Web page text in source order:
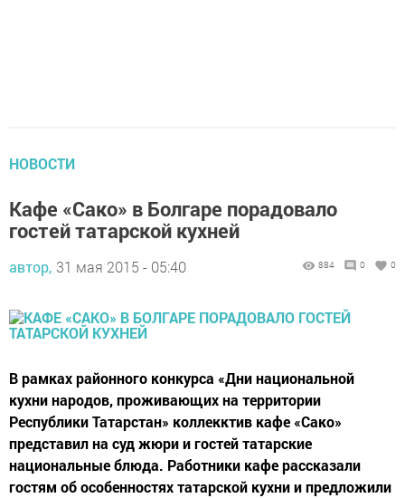
НОВОСТИ
Кафе «Сако» в Болгаре порадовало
гостей татарской кухней
автор, 31 мая 2015 - 05:40 884 0 0
В рамках районного конкурса «Дни национальной
кухни народов, проживающих на территории
Республики Татарстан» коллекктив кафе «Сако»
представил на суд жюри и гостей татарские
национальные блюда. Работники кафе рассказали
гостям об особенностях татарской кухни и предложили